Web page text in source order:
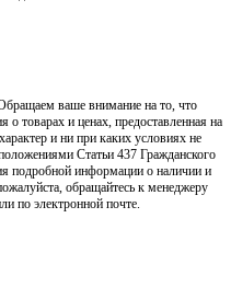
ваше внимание на то, что
о товарах и ценах, предоставленная на
и ни при каких условиях не
Статьи 437 Гражданского
подробной информации о наличии и
обращайтесь к менеджеру
по электронной почте.